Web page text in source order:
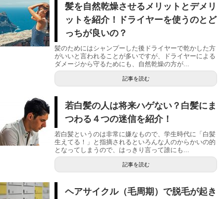
髪を自然乾燥させるメリットとデメリ
ットを紹介！ドライヤーを使うのとど
っちが良いの？
髪のためにはシャンプーした後ドライヤーで乾かした方
がいいと言われることが多いですが、ドライヤーによる
ダメージから守るためにも、自然乾燥の方が...
記事を読む
若白髪の人は将来ハゲない？白髪にま
つわる４つの迷信を紹介！
若白髪というのは非常に嫌なもので、学生時代に「白髪
生えてる！」と指摘されるといろんな人のからかいの的
となってしまうので、はっきり言って誰にも...
記事を読む
ヘアサイクル（毛周期）で脱毛が起き